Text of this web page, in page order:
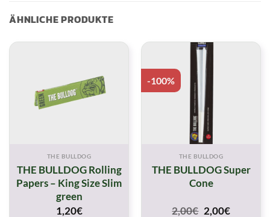
ÄHNLICHE PRODUKTE
THE BULLDOG
THE BULLDOG Rolling
Papers – King Size Slim
green
1,20€
-100%
THE BULLDOG
THE BULLDOG Super
Cone
2,00€ Original
2,00€Current